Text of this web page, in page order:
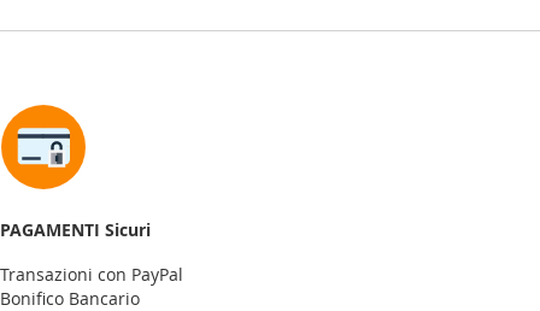
PAGAMENTI Sicuri
Transazioni con PayPal
Bonifico Bancario